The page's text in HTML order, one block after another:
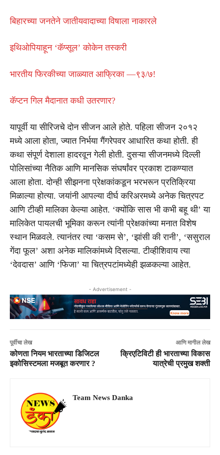
बिहारच्या जनतेने जातीयवादाच्या विषाला नाकारले
इथिओपियाहून ‘कॅप्सूल’ कोकेन तस्करी
भारतीय फिरकीच्या जाळ्यात आफ्रिका —९३/७!
कॅप्टन गिल मैदानात कधी उतरणार?
यापूर्वी या सीरिजचे दोन सीजन आले होते. पहिला सीजन २०१२
मध्ये आला होता, ज्यात निर्भया गैंगरेपवर आधारित कथा होती. ही
कथा संपूर्ण देशाला हादरवून गेली होती. दुसऱ्या सीजनमध्ये दिल्ली
पोलिसांच्या नैतिक आणि मानसिक संघर्षांवर प्रकाश टाकण्यात
आला होता. दोन्ही सीझनना प्रेक्षकांकडून भरभरून प्रतिक्रिया
मिळाल्या होत्या. जयांनी आपल्या दीर्घ करिअरमध्ये अनेक चित्रपट
आणि टीव्ही मालिका केल्या आहेत. ‘क्योंकि सास भी कभी बहू थी’ या
मालिकेत पायलची भूमिका करून त्यांनी प्रेक्षकांच्या मनात विशेष
स्थान मिळवले. त्यानंतर त्या ‘कसम से’, ‘झांसी की रानी’, ‘ससुराल
गेंदा फूल’ अशा अनेक मालिकांमध्ये दिसल्या. टीव्हीशिवाय त्या
‘देवदास’ आणि ‘फिजा’ या चित्रपटांमध्येही झळकल्या आहेत.
- Advertisement -
पूर्वीचा लेख
कोणता नियम भारताच्या डिजिटल
इकोसिस्टमला मजबूत करणार ?
आणि मागील लेख
क्रिएटिविटी ही भारताच्या विकास
यात्रेची प्रमुख शक्ती
Team News Danka